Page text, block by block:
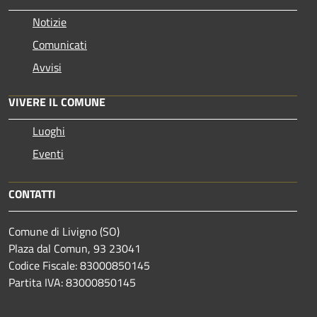
Notizie
Comunicati
Avvisi
VIVERE IL COMUNE
Luoghi
Eventi
CONTATTI
Comune di Livigno (SO)
Plaza dal Comun, 93 23041
Codice Fiscale: 83000850145
Partita IVA: 83000850145